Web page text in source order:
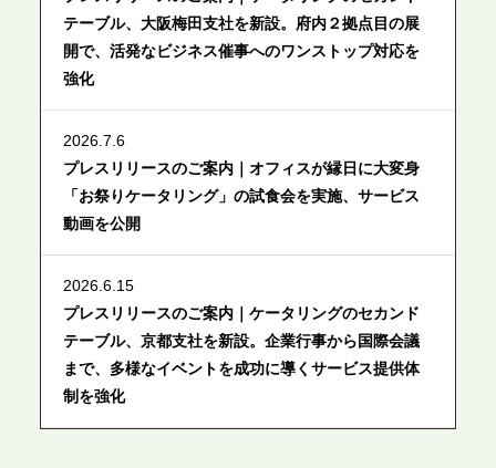
テーブル、大阪梅田支社を新設。府内２拠点目の展
開で、活発なビジネス催事へのワンストップ対応を
強化
2026.7.6
プレスリリースのご案内｜オフィスが縁日に大変身
「お祭りケータリング」の試食会を実施、サービス
動画を公開
2026.6.15
プレスリリースのご案内｜ケータリングのセカンド
テーブル、京都支社を新設。企業行事から国際会議
まで、多様なイベントを成功に導くサービス提供体
制を強化